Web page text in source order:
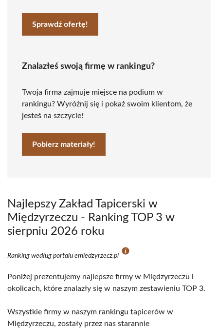
Sprawdź ofertę!
Znalazłeś swoją firmę w rankingu?
Twoja firma zajmuje miejsce na podium w
rankingu? Wyróżnij się i pokaż swoim klientom, że
jesteś na szczycie!
Pobierz materiały!
Najlepszy Zakład Tapicerski w
Międzyrzeczu - Ranking TOP 3 w
sierpniu 2026 roku
Ranking według portalu emiedzyrzecz.pl
Poniżej prezentujemy najlepsze firmy w Międzyrzeczu i
okolicach, które znalazły się w naszym zestawieniu TOP 3.
Wszystkie firmy w naszym rankingu tapicerów w
Międzyrzeczu, zostały przez nas starannie